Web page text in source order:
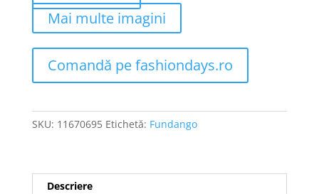
Mai multe imagini
Comandă pe fashiondays.ro
SKU: 11670695 Etichetă: Fundango
Descriere